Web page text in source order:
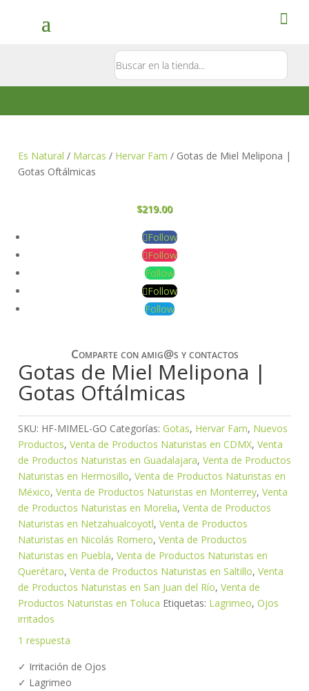
Es Natural / Marcas / Hervar Fam / Gotas de Miel Melipona |
Gotas Oftálmicas
$219.00
Follow
Follow
Follow
Follow
Follow
Comparte con amig@s y contactos
Gotas de Miel Melipona |
Gotas Oftálmicas
SKU: HF-MIMEL-GO Categorías: Gotas, Hervar Fam, Nuevos
Productos, Venta de Productos Naturistas en CDMX, Venta
de Productos Naturistas en Guadalajara, Venta de Productos
Naturistas en Hermosillo, Venta de Productos Naturistas en
México, Venta de Productos Naturistas en Monterrey, Venta
de Productos Naturistas en Morelia, Venta de Productos
Naturistas en Netzahualcoyotl, Venta de Productos
Naturistas en Nicolás Romero, Venta de Productos
Naturistas en Puebla, Venta de Productos Naturistas en
Querétaro, Venta de Productos Naturistas en Saltillo, Venta
de Productos Naturistas en San Juan del Río, Venta de
Productos Naturistas en Toluca Etiquetas: Lagrimeo, Ojos
irritados
1 respuesta
✓ Irritación de Ojos
✓ Lagrimeo